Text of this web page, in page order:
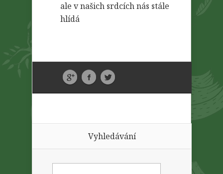
ale v našich srdcích nás stále
hlídá
Vyhledávání